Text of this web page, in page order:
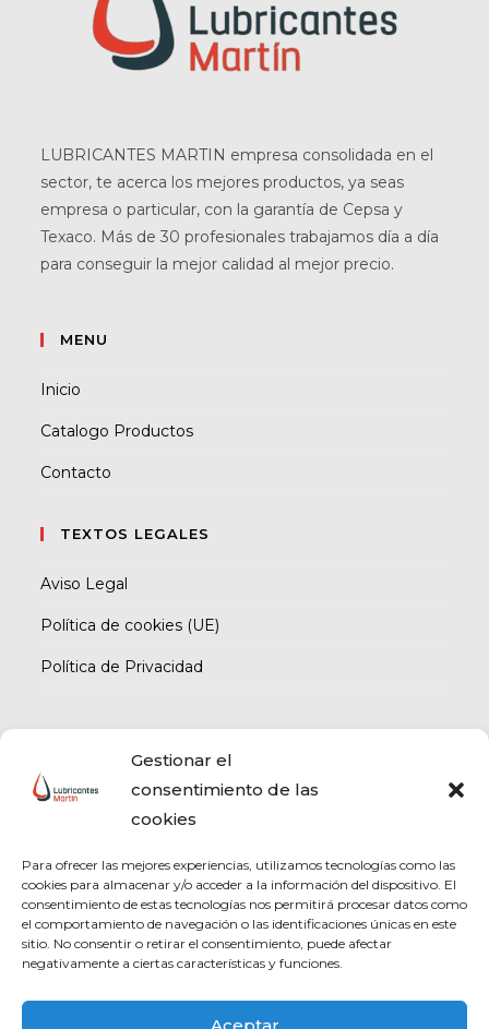
Gestionar el
consentimiento de las
cookies
Para ofrecer las mejores experiencias, utilizamos tecnologías como las
cookies para almacenar y/o acceder a la información del dispositivo. El
consentimiento de estas tecnologías nos permitirá procesar datos como
el comportamiento de navegación o las identificaciones únicas en este
sitio. No consentir o retirar el consentimiento, puede afectar
negativamente a ciertas características y funciones.
Aceptar
LUBRICANTES MARTIN empresa consolidada en el
sector, te acerca los mejores productos, ya seas
empresa o particular, con la garantía de Cepsa y
Texaco. Más de 30 profesionales trabajamos día a día
para conseguir la mejor calidad al mejor precio.
MENU
Inicio
Catalogo Productos
Contacto
TEXTOS LEGALES
Aviso Legal
Política de cookies (UE)
Política de Privacidad
LUBRICANTES MARTIN